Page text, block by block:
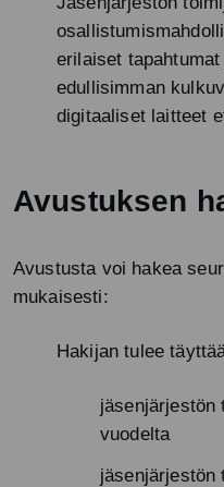
erilaiset
edullisimman
digitaaliset laitteet
Avustuksen
Avustusta voi hakea
mukaisesti:
Hakijan tulee
jäsenjärjestön
vuodelta
jäsenjärjestön